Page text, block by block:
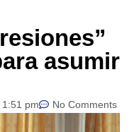
asumir
1:51 pm No Comments